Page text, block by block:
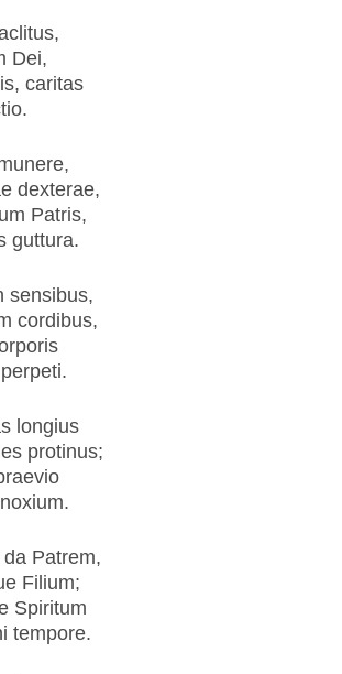
Dei,
caritas
dexterae,
Patris,
guttura.
sensibus,
cordibus,
longius
protinus;
Patrem,
Filium;
Spiritum
tempore.